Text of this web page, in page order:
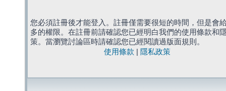
您必須註冊後才能登入。註冊僅需要很短的時間，但是會
多的權限。在註冊前請確認您已經明白我們的使用條款和
策。當瀏覽討論區時請確認您已經閱讀過版面規則。
使用條款
隱私政策